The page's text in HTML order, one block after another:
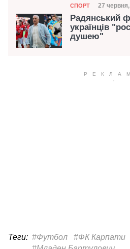
Категорія
СПОРТ Дата
27
Радянський
українців
душею"
Теги: #Футбол #ФК Карпати